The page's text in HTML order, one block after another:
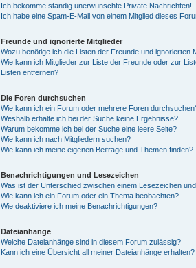
Ich bekomme ständig unerwünschte Private Nachrichten!
Ich habe eine Spam-E-Mail von einem Mitglied dieses
Freunde und ignorierte Mitglieder
Wozu benötige ich die Listen der Freunde und ignorierten
Wie kann ich Mitglieder zur Liste der Freunde oder zur
Listen entfernen?
Die Foren durchsuchen
Wie kann ich ein Forum oder mehrere Foren
Weshalb erhalte ich bei der Suche keine Ergebnisse?
Warum bekomme ich bei der Suche eine leere Seite?
Wie kann ich nach Mitgliedern suchen?
Wie kann ich meine eigenen Beiträge und Themen finden?
Benachrichtigungen und Lesezeichen
Was ist der Unterschied zwischen einem Lesezeichen
Wie kann ich ein Forum oder ein Thema beobachten?
Wie deaktiviere ich meine Benachrichtigungen?
Dateianhänge
Welche Dateianhänge sind in diesem Forum zulässig?
Kann ich eine Übersicht all meiner Dateianhänge erhalten?